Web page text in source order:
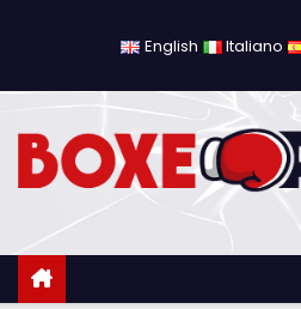
l
English Italiano